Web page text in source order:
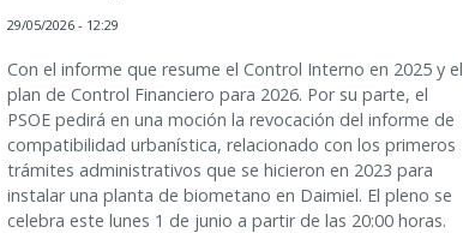
29/05/2026 - 12:29
Con el informe que resume el Control Interno en 2025 y el
plan de Control Financiero para 2026. Por su parte, el
PSOE pedirá en una moción la revocación del informe de
compatibilidad urbanística, relacionado con los primeros
trámites administrativos que se hicieron en 2023 para
instalar una planta de biometano en Daimiel. El pleno se
celebra este lunes 1 de junio a partir de las 20:00 horas.